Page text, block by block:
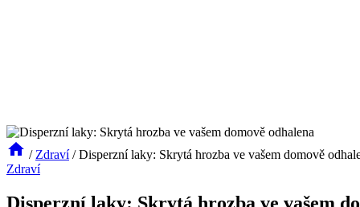
/ Zdraví / Disperzní laky: Skrytá hrozba ve vašem domově
Zdraví